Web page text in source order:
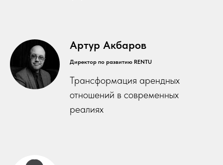
Артур Акбаров
Директор по развитию RENTU
Трансформация арендных
отношений в современных
реалиях